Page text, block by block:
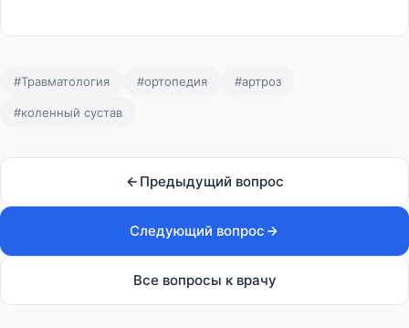
#Травматология #ортопедия #артроз
#коленный сустав
Предыдущий вопрос
Следующий вопрос
Все вопросы к врачу